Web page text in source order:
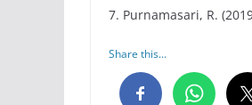
7. Purnamasari, R.
Share this...